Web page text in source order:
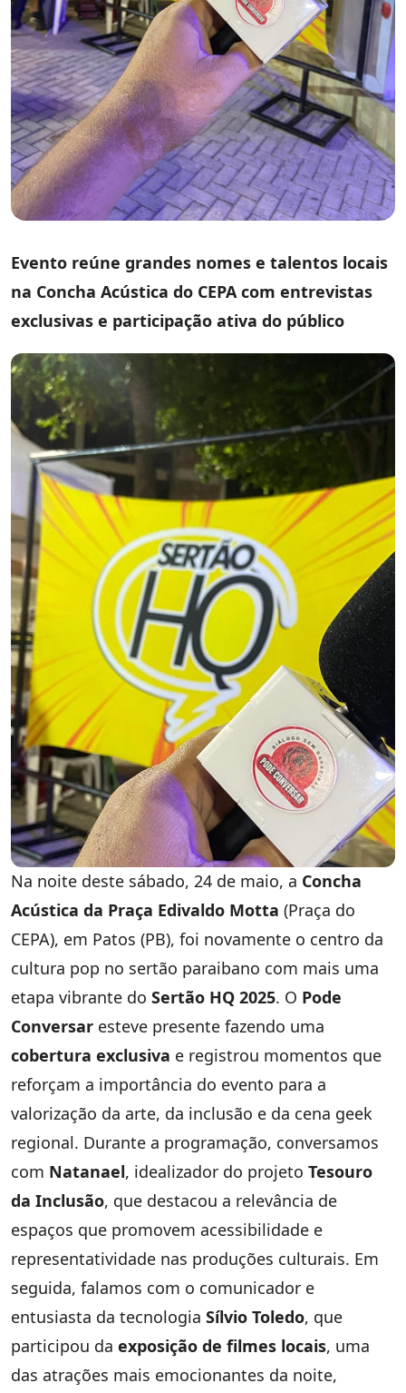
Evento reúne grandes nomes e talentos locais
na Concha Acústica do CEPA com entrevistas
exclusivas e participação ativa do público
Na noite deste sábado, 24 de maio, a Concha
Acústica da Praça Edivaldo Motta (Praça do
CEPA), em Patos (PB), foi novamente o centro da
cultura pop no sertão paraibano com mais uma
etapa vibrante do Sertão HQ 2025. O Pode
Conversar esteve presente fazendo uma
cobertura exclusiva e registrou momentos que
reforçam a importância do evento para a
valorização da arte, da inclusão e da cena geek
regional. Durante a programação, conversamos
com Natanael, idealizador do projeto Tesouro
da Inclusão, que destacou a relevância de
espaços que promovem acessibilidade e
representatividade nas produções culturais. Em
seguida, falamos com o comunicador e
entusiasta da tecnologia Sílvio Toledo, que
participou da exposição de filmes locais, uma
das atrações mais emocionantes da noite,